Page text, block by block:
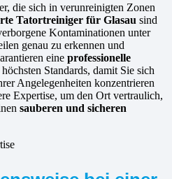
die sich in verunreinigten Zonen
Tatortreiniger für Glasau sind
Kontaminationen unter
genau zu erkennen und
eine professionelle
Standards, damit Sie sich
Angelegenheiten konzentrieren
Expertise, um den Ort vertraulich,
sauberen und sicheren